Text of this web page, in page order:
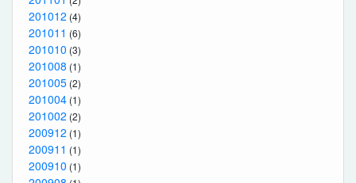
201012 (4)
201011 (6)
201010 (3)
201008 (1)
201005 (2)
201004 (1)
201002 (2)
200912 (1)
200911 (1)
200910 (1)